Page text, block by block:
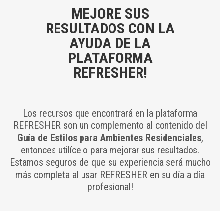
MEJORE SUS
RESULTADOS CON LA
AYUDA DE LA
PLATAFORMA
REFRESHER!
Los recursos que encontrará en la plataforma
REFRESHER son un complemento al contenido del
Guía de Estilos para Ambientes Residenciales,
entonces utilícelo para mejorar sus resultados.
Estamos seguros de que su experiencia será mucho
más completa al usar REFRESHER en su día a día
profesional!